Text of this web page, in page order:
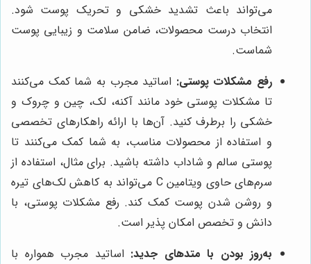
می‌تواند باعث تشدید خشکی و تحریک پوست شود.
انتخاب درست محصولات، ضامن سلامت و زیبایی پوست
شماست.
رفع مشکلات پوستی: اساتید مجرب به شما کمک می‌کنند
تا مشکلات پوستی خود مانند آکنه، لک، چین و چروک و
خشکی را برطرف کنید. آن‌ها با ارائه راهکارهای تخصصی
و استفاده از محصولات مناسب، به شما کمک می‌کنند تا
پوستی سالم و شاداب داشته باشید. برای مثال، استفاده از
سرم‌های حاوی ویتامین C می‌تواند به کاهش لک‌های تیره
و روشن شدن پوست کمک کند. رفع مشکلات پوستی، با
دانش و تخصص امکان پذیر است.
به‌روز بودن با متدهای جدید: اساتید مجرب همواره با